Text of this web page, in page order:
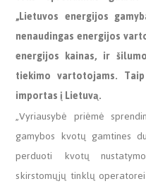
„Lietuvos energijos
nenaudingas energijos
energijos kainas, ir
tiekimo vartotojams.
importas į Lietuvą.
„Vyriausybė priėmė
gamybos kvotų gamtines
perduoti kvotų
skirstomųjų tinklų